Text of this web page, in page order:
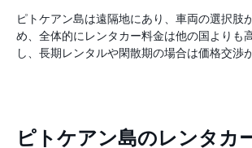
ピトケアン島は遠隔地にあり、車両の選択肢
め、全体的にレンタカー料金は他の国よりも
し、長期レンタルや閑散期の場合は価格交渉
ピトケアン島のレンタカ